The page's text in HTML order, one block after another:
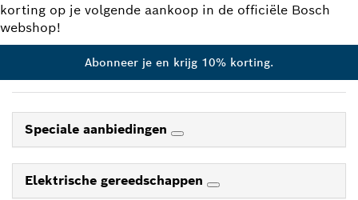
korting op je volgende aankoop in de officiële Bosch
webshop!
Abonneer je en krijg 10% korting.
Speciale aanbiedingen
Elektrische gereedschappen